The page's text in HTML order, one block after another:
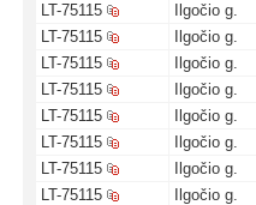
LT-75115
Ilgočio g.
LT-75115
Ilgočio g.
LT-75115
Ilgočio g.
LT-75115
Ilgočio g.
LT-75115
Ilgočio g.
LT-75115
Ilgočio g.
LT-75115
Ilgočio g.
LT-75115
Ilgočio g.